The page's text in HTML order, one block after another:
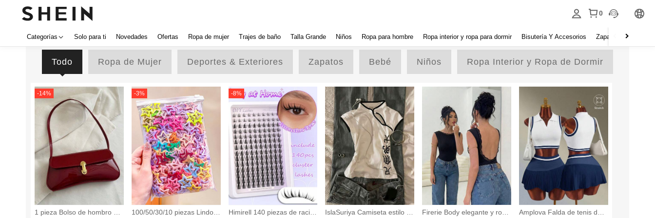
0
Categorías Solo para ti Novedades Ofertas Ropa de mujer Trajes de baño Talla Grande Niños Ropa para hombre Ropa interior y ropa para dormir Bisutería Y Accesorios Zapatos
Todo Ropa de Mujer Deportes & Exteriores Zapatos Bebé Niños Ropa Interior y Ropa de Dormir
-14%
1 pieza Bolso de hombro y b
-3%
100/50/30/10 piezas Lindos
-8%
Himirell 140 piezas de racim
IslaSuriya Camiseta estilo ch
Firerie Body elegante y rom
Amplova Falda de tenis dep